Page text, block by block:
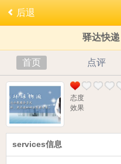
后退
驿达快
首页 点评
态度
效果
services信息